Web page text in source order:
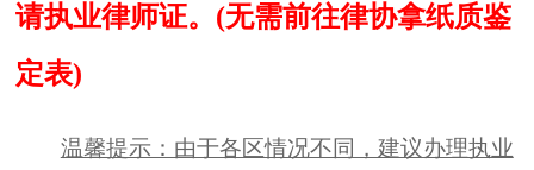
请执业律师证。 (无需前往律协拿纸质鉴
定表)
温馨提示：由于各区情况不同，建议办理执业